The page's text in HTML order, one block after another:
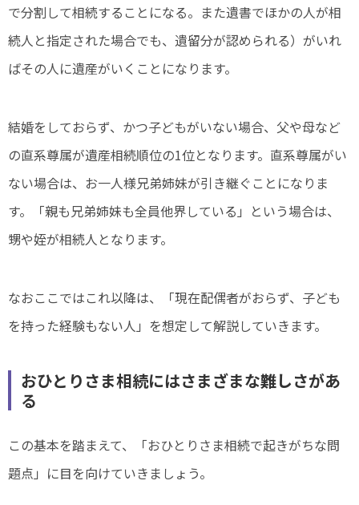
で分割して相続することになる。また遺書でほかの人が相
続人と指定された場合でも、遺留分が認められる）がいれ
ばその人に遺産がいくことになります。
結婚をしておらず、かつ子どもがいない場合、父や母など
の直系尊属が遺産相続順位の1位となります。直系尊属がい
ない場合は、お一人様兄弟姉妹が引き継ぐことになりま
す。「親も兄弟姉妹も全員他界している」という場合は、
甥や姪が相続人となります。
なおここではこれ以降は、「現在配偶者がおらず、子ども
を持った経験もない人」を想定して解説していきます。
おひとりさま相続にはさまざまな難しさがあ
る
この基本を踏まえて、「おひとりさま相続で起きがちな問
題点」に目を向けていきましょう。